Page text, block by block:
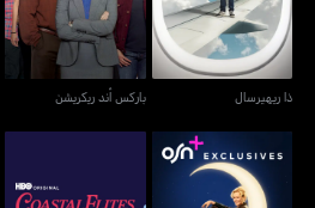
ذا ريهيرسال باركس أند ريكريشن